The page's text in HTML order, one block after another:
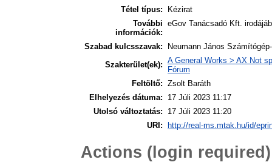
Tétel típus:
Kézirat
További
információk:
eGov Tanácsadó Kft.
Szabad kulcsszavak:
Neumann János
Szakterület(ek): A General Works > AX Not
Fórum
Feltöltő: Zsolt Baráth
Elhelyezés dátuma:
17 Júli 2023 11:17
Utolsó változtatás:
17 Júli 2023 11:20
URI:
http://real-ms.mtak.hu/id/
Actions (login required)